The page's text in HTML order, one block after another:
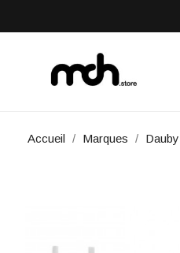
Accueil Marques Dauby